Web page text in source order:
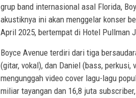
grup band internasional asal Florida,
akustiknya ini akan menggelar konser
April 2025, bertempat di Hotel Pullman
Boyce Avenue terdiri dari tiga
(gitar, vokal), dan Daniel (bass,
mengunggah video cover lagu-lagu
miliar tayangan dan 16,8 juta